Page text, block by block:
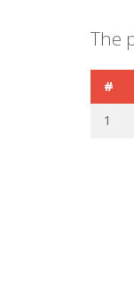
The
#
1